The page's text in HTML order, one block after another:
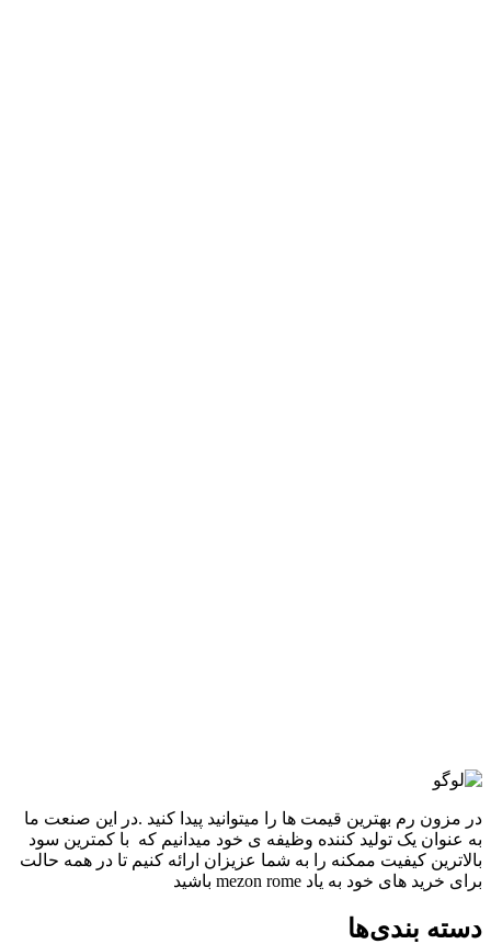
در مزون رم بهترین قیمت ها را میتوانید پیدا کنید .در این صنعت ما
به عنوان یک تولید کننده وظیفه ی خود میدانیم که با کمترین سود
بالاترین کیفیت ممکنه را به شما عزیزان ارائه کنیم تا در همه حالت
برای خرید های خود به یاد mezon rome باشید
دسته بندی‌ها